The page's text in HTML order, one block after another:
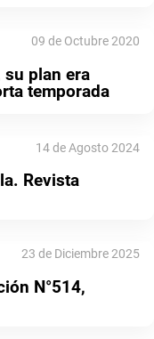
09 de Octubre 2020
su plan era
temporada
14 de Agosto 2024
Revista
23 de Diciembre 2025
N°514,